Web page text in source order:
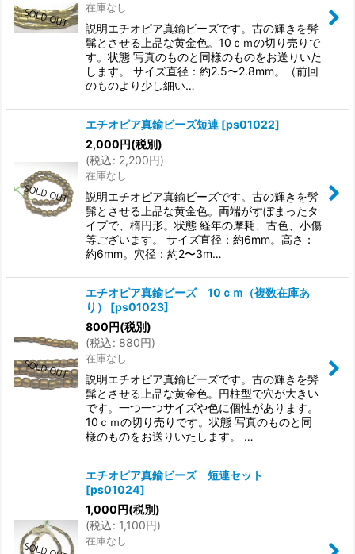
在庫なし
説明エチオピア真鍮ビーズです。古の輝きを髣
髴とさせる上品な黄金色。10ｃｍの切り売りで
す。状態 写真のものと同様のものをお送りいた
します。 サイズ直径：約2.5〜2.8mm。（前回
のものより少し細い…
エチオピア真鍮ビーズ短連 [ps01022]
2,000円(税別)
(税込: 2,200円)
在庫なし
説明エチオピア真鍮ビーズです。古の輝きを髣
髴とさせる上品な黄金色。両端がすぼまったタ
イプで、楕円形。状態 経年の摩耗、古色、小傷
等ございます。 サイズ直径：約6mm。高さ：
約6mm。穴径：約2〜3m…
エチオピア真鍮ビーズ 10ｃｍ（複数在庫あ
り）
[ps01023]
800円(税別)
(税込: 880円)
在庫なし
説明エチオピア真鍮ビーズです。古の輝きを髣
髴とさせる上品な黄金色。円柱型で穴が大きい
です。一つ一つサイズや色に個性があります。
10ｃｍの切り売りです。状態 写真のものと同
様のものをお送りいたします。 …
エチオピア真鍮ビーズ 短連セット
[ps01024]
1,000円(税別)
(税込: 1,100円)
在庫なし